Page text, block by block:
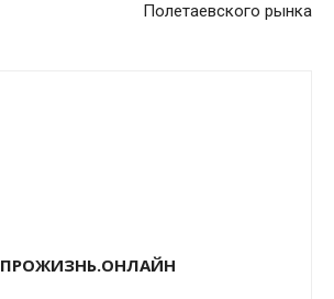
Полетаевского рынка
ПРОЖИЗНЬ.ОНЛАЙН